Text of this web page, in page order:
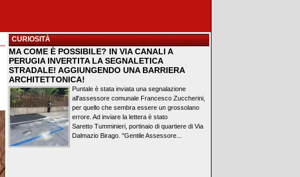
CURIOSITÀ
MA COME È POSSIBILE? IN VIA CANALI A
PERUGIA INVERTITA LA SEGNALETICA
STRADALE! AGGIUNGENDO UNA BARRIERA
ARCHITETTONICA!
Puntale è stata inviata una segnalazione
all'assessore comunale Francesco Zuccherini,
per quello che sembra essere un grossolano
errore. Ad inviare la lettera è stato
Saretto Tumminieri, portinaio di quartiere di Via
Dalmazio Birago. "Gentile Assessore...